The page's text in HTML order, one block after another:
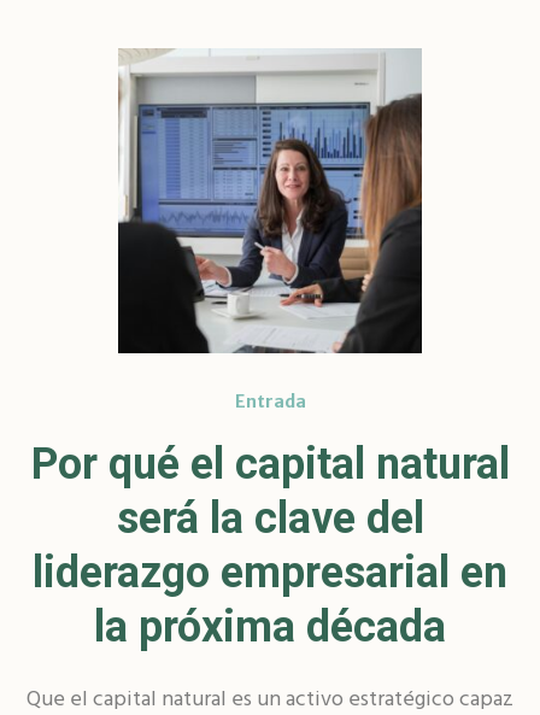
Entrada
Por qué el capital natural
será la clave del
liderazgo empresarial en
la próxima década
Que el capital natural es un activo estratégico capaz